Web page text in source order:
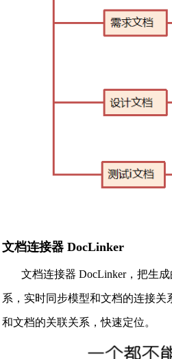
文档连接器 DocLinker
文档连接器 DocLinker，把生成
系，实时同步模型和文档的连接关
和文档的关联关系，快速定位。